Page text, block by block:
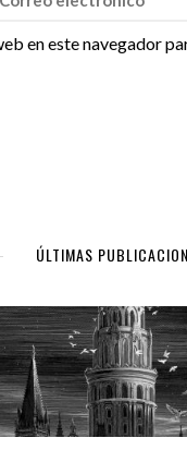
en este navegador
ÚLTIMAS